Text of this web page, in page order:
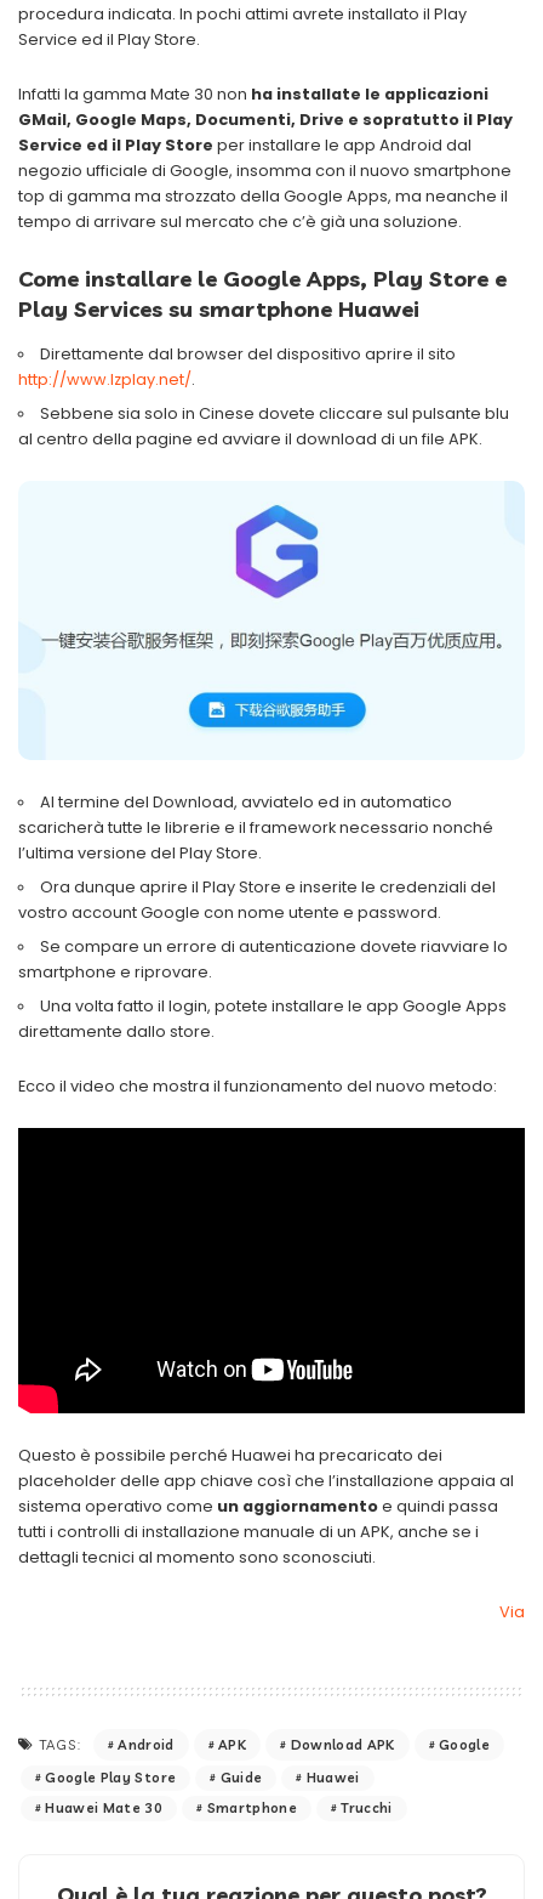
procedura indicata. In pochi attimi avrete installato il Play
Service ed il Play Store.
Infatti la gamma Mate 30 non ha installate le applicazioni
GMail, Google Maps, Documenti, Drive e sopratutto il Play
Service ed il Play Store per installare le app Android dal
negozio ufficiale di Google, insomma con il nuovo smartphone
top di gamma ma strozzato della Google Apps, ma neanche il
tempo di arrivare sul mercato che c’è già una soluzione.
Come installare le Google Apps, Play Store e
Play Services su smartphone Huawei
Direttamente dal browser del dispositivo aprire il sito
http://www.lzplay.net/.
Sebbene sia solo in Cinese dovete cliccare sul pulsante blu
al centro della pagine ed avviare il download di un file APK.
Al termine del Download, avviatelo ed in automatico
scaricherà tutte le librerie e il framework necessario nonché
l’ultima versione del Play Store.
Ora dunque aprire il Play Store e inserite le credenziali del
vostro account Google con nome utente e password.
Se compare un errore di autenticazione dovete riavviare lo
smartphone e riprovare.
Una volta fatto il login, potete installare le app Google Apps
direttamente dallo store.
Ecco il video che mostra il funzionamento del nuovo metodo:
Questo è possibile perché Huawei ha precaricato dei
placeholder delle app chiave così che l’installazione appaia al
sistema operativo come un aggiornamentoe quindi passa
tutti i controlli di installazione manuale di un APK, anche se i
dettagli tecnici al momento sono sconosciuti.
Via
TAGS: Android APK Download APK
Google
Google Play Store
Guide
Huawei
Huawei Mate 30
Smartphone Trucchi